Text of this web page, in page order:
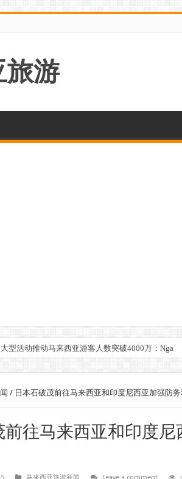
旅游
型活动推动马来西亚游客人数突破4000万：Nga
/ 日本石破茂前往马来西亚和印度尼西亚加强防
前往马来西亚和印度尼